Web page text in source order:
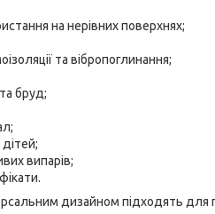
на нерівних поверхнях;
та вібропоглинання;
бруд;
випарів;
дизайном підходять